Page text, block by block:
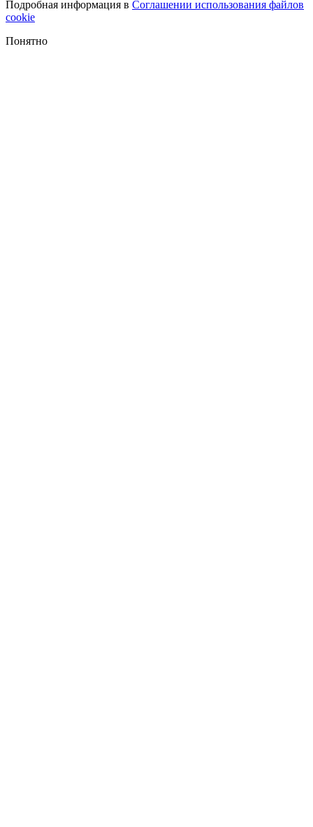
Подробная информация в Соглашении использования файлов
cookie
Понятно